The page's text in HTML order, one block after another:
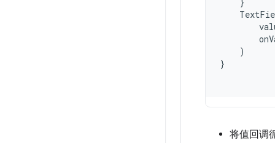
)
}
将值回调